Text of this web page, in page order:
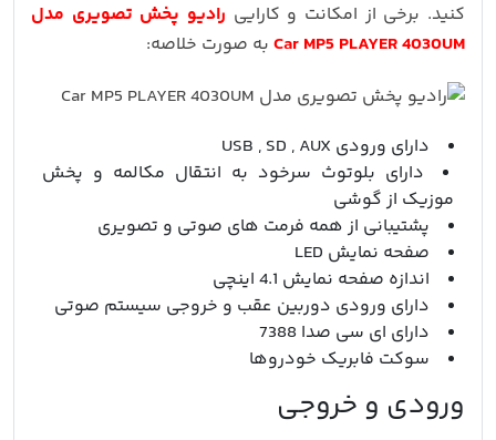
کنید. برخی از امکانت و کارایی رادیو پخش تصویری مدل
Car MP5 PLAYER 4030UM به صورت خلاصه:
دارای ورودی USB , SD , AUX
دارای بلوتوث سرخود به انتقال مکالمه و پخش
موزیک از گوشی
پشتیبانی از همه فرمت های صوتی و تصویری
صفحه نمایش LED
اندازه صفحه نمایش 4.1 اینچی
دارای ورودی دوربین عقب و خروجی سیستم صوتی
دارای ای سی صدا 7388
سوکت فابریک خودروها
ورودی و خروجی